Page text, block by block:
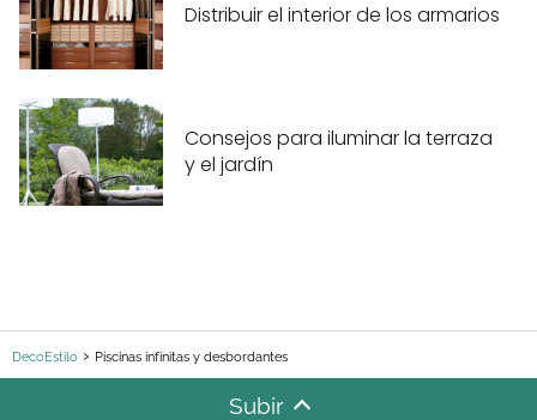
Distribuir el interior de los armarios
Consejos para iluminar la terraza
y el jardín
DecoEstilo Piscinas infinitas y desbordantes
Subir